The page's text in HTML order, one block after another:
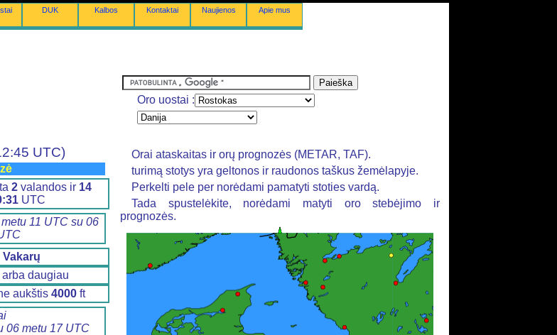
DUK Kalbos Kontaktai Naujienos Apie mus
Oro uostai :
UTC)
2valandos ir 14
UTC
11 UTC su 06
Vakarų
daugiau
aukštis 4000ft
06 metu 17 UTC
Orai ataskaitas ir orų prognozės (METAR, TAF).
turimą stotys yra geltonos ir raudonos taškus žemėlapyje.
Perkelti pele per norėdami pamatyti stoties vardą.
Tada spustelėkite, norėdami matyti oro stebėjimo ir
prognozės.